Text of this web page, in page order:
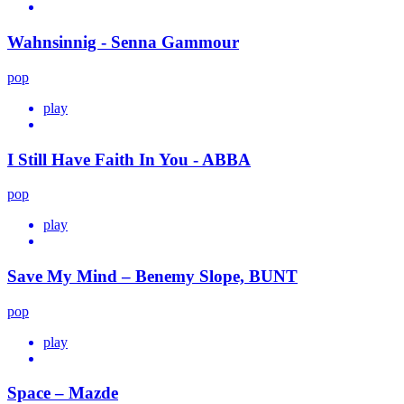
Wahnsinnig - Senna Gammour
pop
play
I Still Have Faith In You - ABBA
pop
play
Save My Mind – Benemy Slope, BUNT
pop
play
Space – Mazde